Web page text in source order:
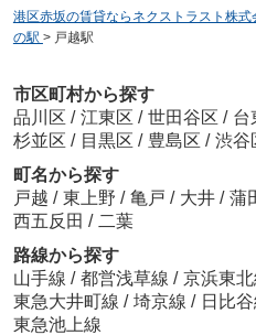
港区赤坂の賃貸ならネクストラスト株式
の駅 > 戸越駅
市区町村から探す
品川区 / 江東区 / 世田谷区 / 台
杉並区 / 目黒区 / 豊島区 / 渋谷
町名から探す
戸越 / 東上野 / 亀戸 / 大井 / 蒲
西五反田 / 二葉
路線から探す
山手線 / 都営浅草線 / 京浜東北
東急大井町線 / 埼京線 / 日比
東急池上線